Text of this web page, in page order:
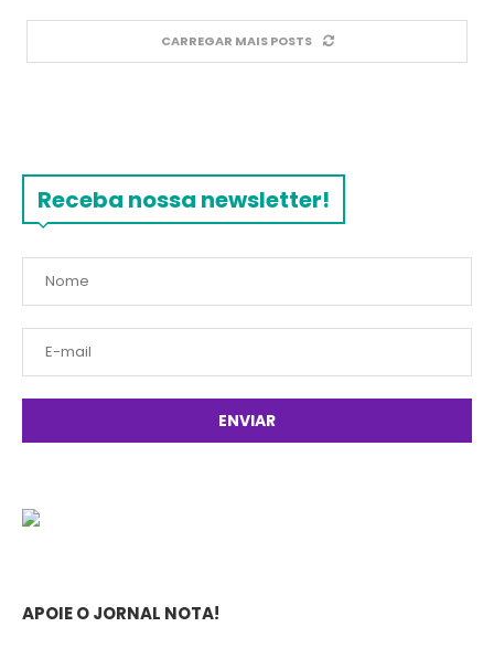
CARREGAR MAIS POSTS
Receba nossa newsletter!
APOIE O JORNAL NOTA!